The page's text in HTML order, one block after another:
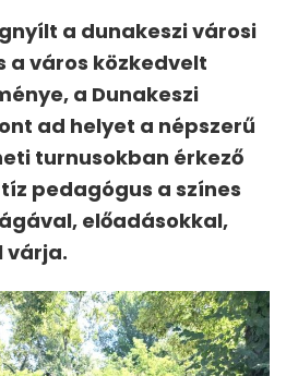
a dunakeszi városi
a város közkedvelt
a Dunakeszi
ad helyet a népszerű
turnusokban érkező
pedagógus a színes
előadásokkal,
várja.